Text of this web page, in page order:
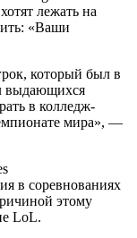
лежать на
«Ваши
который был в
выдающихся
в колледж-
мира», —
в соревнованиях
этому
LoL.